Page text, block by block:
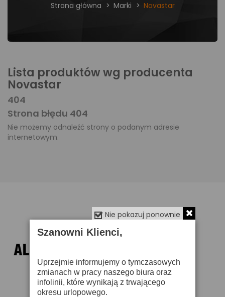
Strona główna Marki Novastar
Lista produktów wg producenta
Novastar
404
Strona błędu 404
Nie możemy odnaleźć strony o podanym adresie
internetowym.
Nie pokazuj ponownie
Szanowni Klienci,
Uprzejmie informujemy o tymczasowych
zmianach w pracy naszego biura oraz
infolinii, które wynikają z trwającego
okresu urlopowego.